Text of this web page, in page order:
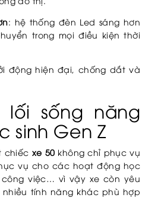
: hệ thống đèn Led sáng hơn
trong mọi điều kiện thời
động hiện đại, chống dắt và
lối sống năng
sinh Gen Z
chiếc xe 50 không chỉ phục vụ
vụ cho các hoạt động học
việc… vì vậy xe còn yêu
tính năng khác phù hợp